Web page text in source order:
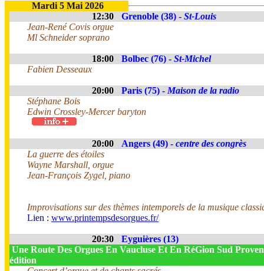
Mardi 5 Mai 2026
12:30
Grenoble (38) - St-Louis
Jean-René Covis orgue
Ml Schneider soprano
18:00 Bolbec (76) - St-Michel
Fabien Desseaux
20:00 Paris (75) - Maison de la radio
Stéphane Bois
Edwin Crossley-Mercer baryton
20:00 Angers (49) - centre des congrès
La guerre des étoiles
Wayne Marshall, orgue
Jean-François Zygel, piano
Improvisations sur des thèmes intemporels de la musique
Lien : www.printempsdesorgues.fr/
20:30
Eyguières (13)
Une Route Des Orgues En Vaucluse Et En RéGion Sud
édition